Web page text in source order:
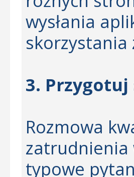
wysłania
skorzystania
3.
Rozmowa
zatrudnienia
typowe